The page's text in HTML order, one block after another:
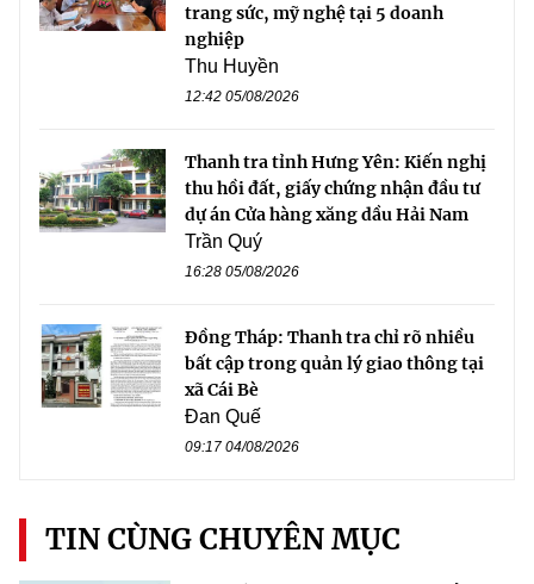
trang sức, mỹ nghệ tại 5 doanh
nghiệp
Thu Huyền
12:42 05/08/2026
Thanh tra tỉnh Hưng Yên: Kiến nghị
thu hồi đất, giấy chứng nhận đầu tư
dự án Cửa hàng xăng dầu Hải Nam
Trần Quý
16:28 05/08/2026
Đồng Tháp: Thanh tra chỉ rõ nhiều
bất cập trong quản lý giao thông tại
xã Cái Bè
Đan Quế
09:17 04/08/2026
TIN CÙNG CHUYÊN MỤC